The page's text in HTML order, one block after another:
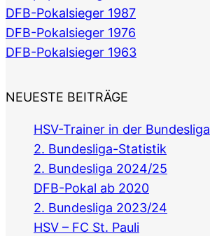
DFB-Pokalsieger 1987
DFB-Pokalsieger 1976
DFB-Pokalsieger 1963
NEUESTE BEITRÄGE
HSV-Trainer in der Bundesliga
2. Bundesliga-Statistik
2. Bundesliga 2024/25
DFB-Pokal ab 2020
2. Bundesliga 2023/24
HSV – FC St. Pauli